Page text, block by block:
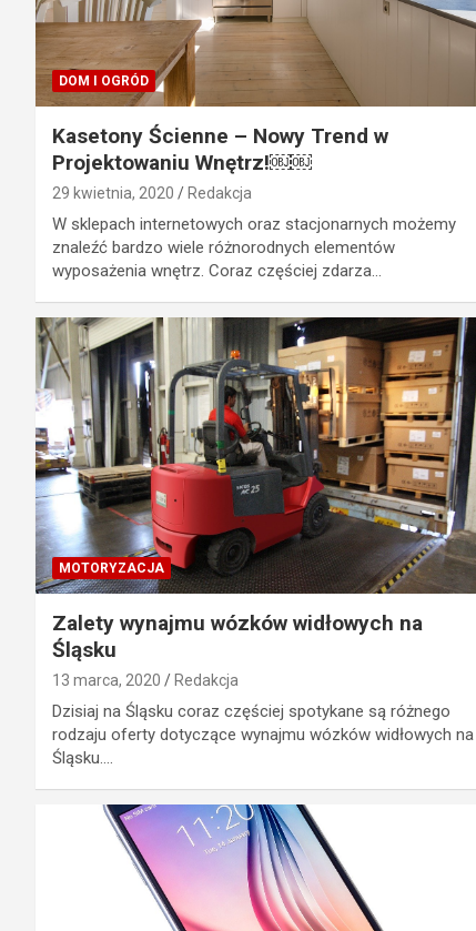
DOM I OGRÓD
Kasetony Ścienne – Nowy Trend w
Projektowaniu Wnętrz!￼￼
29 kwietnia, 2020 Redakcja
W sklepach internetowych oraz stacjonarnych możemy
znaleźć bardzo wiele różnorodnych elementów
wyposażenia wnętrz. Coraz częściej zdarza…
MOTORYZACJA
Zalety wynajmu wózków widłowych na
Śląsku
13 marca, 2020 Redakcja
Dzisiaj na Śląsku coraz częściej spotykane są różnego
rodzaju oferty dotyczące wynajmu wózków widłowych na
Śląsku.…